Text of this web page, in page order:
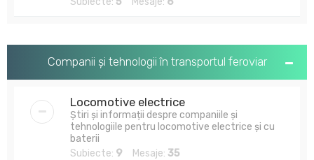
Companii și tehnologii în transportul feroviar
Locomotive electrice
Știri și informații despre companiile și
tehnologiile pentru locomotive electrice și cu
baterii
Subiecte: 9 Mesaje: 35